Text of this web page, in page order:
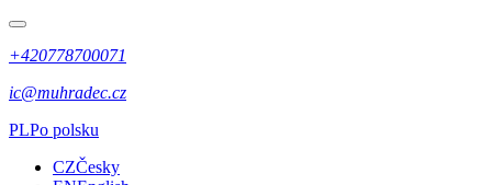
+420778700071
ic@muhradec.cz
PLPo polsku
CZČesky